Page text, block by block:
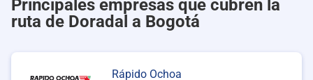
Principales empresas que cubren la
ruta de Doradal a Bogotá
Rápido Ochoa